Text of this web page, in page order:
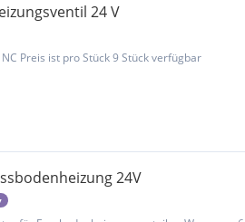
24 V
Preis ist pro Stück 9 Stück verfügbar
24V